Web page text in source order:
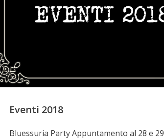
Eventi 2018
Bluessuria Party Appuntamento al 28 e 29